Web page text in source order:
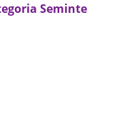
Seminte